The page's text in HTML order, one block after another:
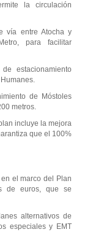
la circulación
vía entre Atocha y
para facilitar
estacionamiento
de Móstoles
metros.
incluye la mejora
que el 100%
el marco del Plan
de euros, que se
alternativos de
especiales y EMT